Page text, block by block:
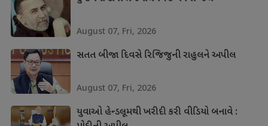
August 07, Fri, 2026
સતત બીજા દિવસે રિજિજુની રાહુલને અપીલ
August 07, Fri, 2026
યુવાઓ હેન્ડલૂમથી ખરીદી કરી વીડિયો બનાવે :